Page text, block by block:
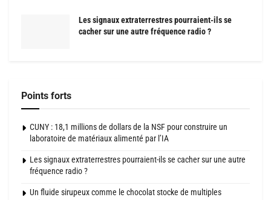
Les signaux extraterrestres pourraient-ils se
cacher sur une autre fréquence radio ?
Points forts
CUNY : 18,1 millions de dollars de la NSF pour construire un
laboratoire de matériaux alimenté par l’IA
Les signaux extraterrestres pourraient-ils se cacher sur une autre
fréquence radio ?
Un fluide sirupeux comme le chocolat stocke de multiples